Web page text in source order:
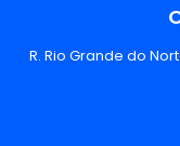
R. Rio Grande do